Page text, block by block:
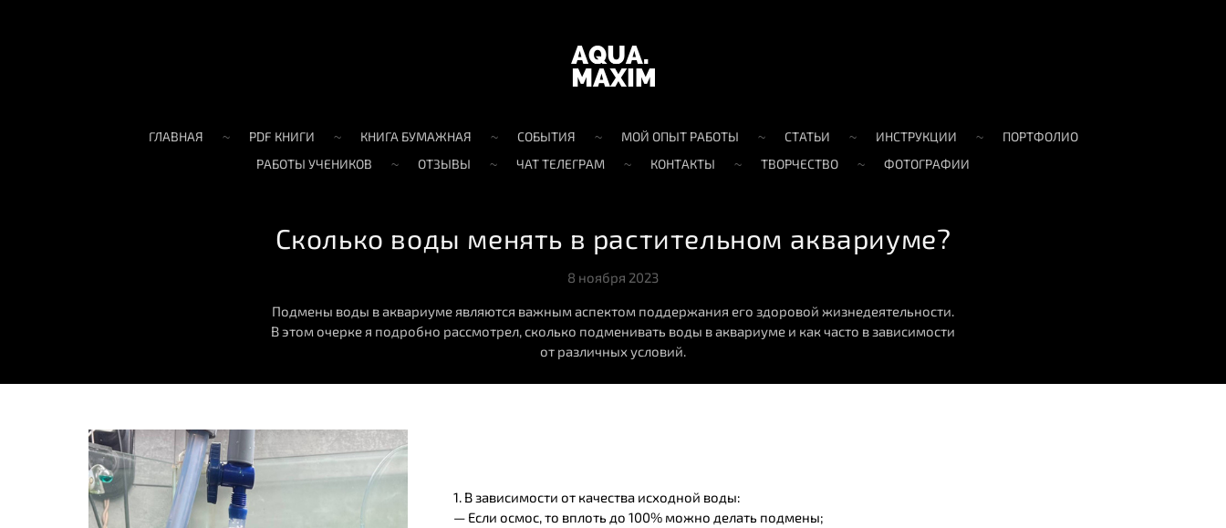
ГЛАВНАЯ PDF КНИГИ КНИГА БУМАЖНАЯ СОБЫТИЯ МОЙ ОПЫТ РАБОТЫ СТАТЬИ ИНСТРУКЦИИ
ПОРТФОЛИО
РАБОТЫ УЧЕНИКОВ
ОТЗЫВЫ ЧАТ ТЕЛЕГРАМ КОНТАКТЫ ТВОРЧЕСТВО ФОТОГРАФИИ
Сколько воды менять в растительном аквариуме?
8 ноября 2023
Подмены воды в аквариуме являются важным аспектом поддержания его здоровой жизнедеятельности.
В этом очерке я подробно рассмотрел, сколько подменивать воды в аквариуме и как часто в зависимости
от различных условий.
1. В зависимости от качества исходной воды:
— Если осмос, то вплоть до 100% можно делать подмены;